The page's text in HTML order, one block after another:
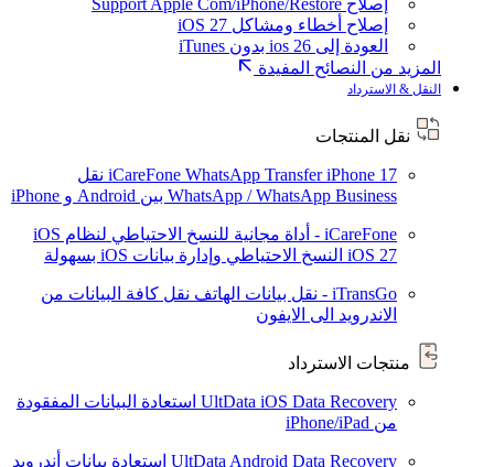
إصلاح Support Apple Com/iPhone/Restore
إصلاح أخطاء ومشاكل iOS 27
العودة إلى ios 26 بدون iTunes
المزيد من النصائح المفيدة
النقل & الاسترداد
نقل المنتجات
iCareFone WhatsApp TransferiPhone 17
نقل
WhatsApp / WhatsApp Business بين Android و iPhone
iCareFone - أداة مجانية للنسخ الاحتياطي لنظام iOS
iOS 27 النسخ الاحتياطي وإدارة بيانات iOS بسهولة
iTransGo - نقل بيانات الهاتف
نقل كافة البيانات من
الاندرويد الى الايفون
منتجات الاسترداد
UltData iOS Data Recovery استعادة البيانات المفقودة
من iPhone/iPad
UltData Android Data Recovery استعادة بيانات أندرويد